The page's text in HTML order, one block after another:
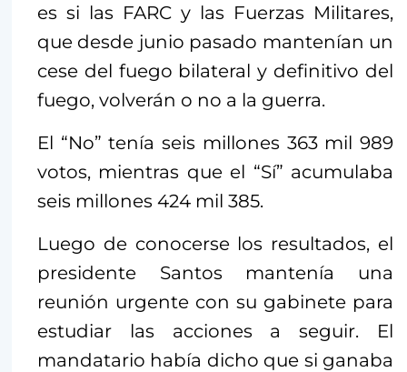
es si las FARC y las Fuerzas Militares,
que desde junio pasado mantenían un
cese del fuego bilateral y definitivo del
fuego, volverán o no a la guerra.
El “No” tenía seis millones 363 mil 989
votos, mientras que el “Sí” acumulaba
seis millones 424 mil 385.
Luego de conocerse los resultados, el
presidente Santos mantenía una
reunión urgente con su gabinete para
estudiar las acciones a seguir. El
mandatario había dicho que si ganaba